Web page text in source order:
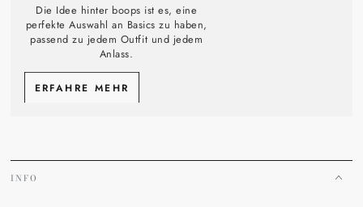
Die Idee hinter boops ist es, eine
perfekte Auswahl an Basics zu haben,
passend zu jedem Outfit und jedem
Anlass.
ERFAHRE MEHR
INFO